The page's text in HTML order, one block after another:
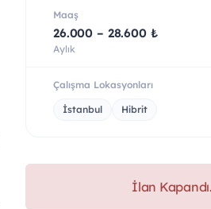
Maaş
26.000 – 28.600 ₺
Aylık
Çalışma Lokasyonları
İstanbul Hibrit
İlan Kapandı.